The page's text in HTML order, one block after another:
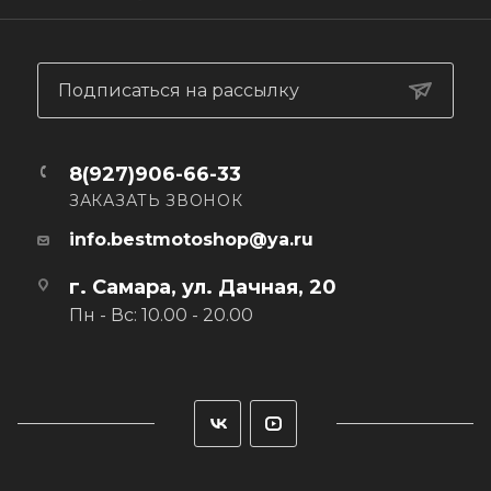
очков
пальцев, для лучшей посадки и облегчения хвата
г. Самара, ул. Дачная, 20
Пн - Вс: 10.00 - 20.00
Подписаться на рассылку
8(927)906-66-33
ЗАКАЗАТЬ ЗВОНОК
info.bestmotoshop@ya.ru